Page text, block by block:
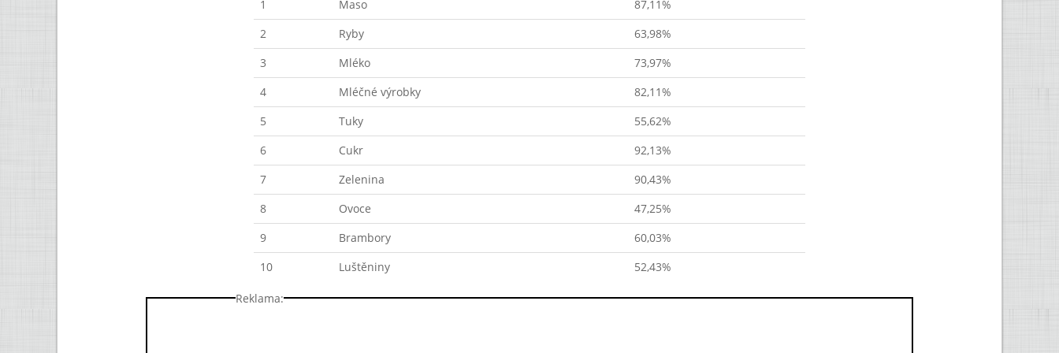
1 Maso
87,11%
2
Ryby
63,98%
3
Mléko
73,97%
4
Mléčné výrobky
82,11%
5
Tuky
55,62%
6
Cukr
92,13%
7
Zelenina
90,43%
8
Ovoce
47,25%
9
Brambory
60,03%
10
Luštěniny 52,43%
Reklama: